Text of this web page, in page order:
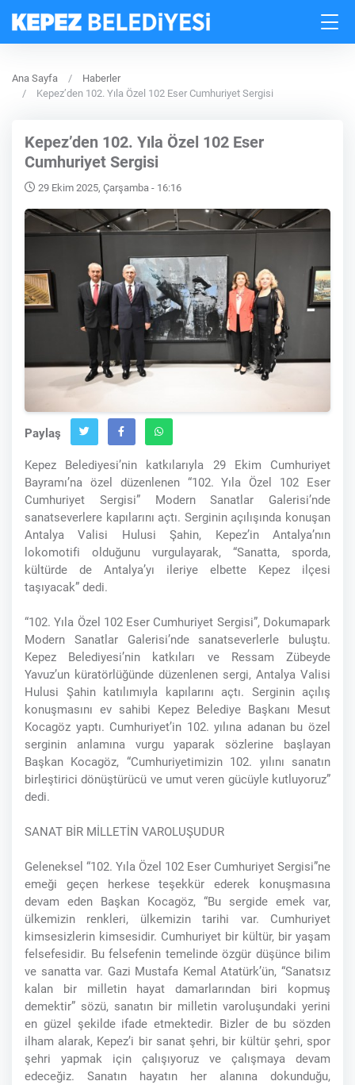
Ana Sayfa
Haberler
Kepez’den 102. Yıla Özel 102 Eser Cumhuriyet Sergisi
Kepez’den 102. Yıla Özel 102 Eser
Cumhuriyet Sergisi
29 Ekim 2025, Çarşamba - 16:16
Paylaş
Kepez Belediyesi’nin katkılarıyla 29 Ekim Cumhuriyet
Bayramı’na özel düzenlenen “102. Yıla Özel 102 Eser
Cumhuriyet Sergisi” Modern Sanatlar Galerisi’nde
sanatseverlere kapılarını açtı. Serginin açılışında konuşan
Antalya Valisi Hulusi Şahin, Kepez’in Antalya’nın
lokomotifi olduğunu vurgulayarak, “Sanatta, sporda,
kültürde de Antalya’yı ileriye elbette Kepez ilçesi
taşıyacak” dedi.
“102. Yıla Özel 102 Eser Cumhuriyet Sergisi”, Dokumapark
Modern Sanatlar Galerisi’nde sanatseverlerle buluştu.
Kepez Belediyesi’nin katkıları ve Ressam Zübeyde
Yavuz’un küratörlüğünde düzenlenen sergi, Antalya Valisi
Hulusi Şahin katılımıyla kapılarını açtı. Serginin açılış
konuşmasını ev sahibi Kepez Belediye Başkanı Mesut
Kocagöz yaptı. Cumhuriyet’in 102. yılına adanan bu özel
serginin anlamına vurgu yaparak sözlerine başlayan
Başkan Kocagöz, “Cumhuriyetimizin 102. yılını sanatın
birleştirici dönüştürücü ve umut veren gücüyle kutluyoruz”
dedi.
SANAT BİR MİLLETİN VAROLUŞUDUR
Geleneksel “102. Yıla Özel 102 Eser Cumhuriyet Sergisi”ne
emeği geçen herkese teşekkür ederek konuşmasına
devam eden Başkan Kocagöz, “Bu sergide emek var,
ülkemizin renkleri, ülkemizin tarihi var. Cumhuriyet
kimsesizlerin kimsesidir. Cumhuriyet bir kültür, bir yaşam
felsefesidir. Bu felsefenin temelinde özgür düşünce bilim
ve sanatta var. Gazi Mustafa Kemal Atatürk’ün, “Sanatsız
kalan bir milletin hayat damarlarından biri kopmuş
demektir” sözü, sanatın bir milletin varoluşundaki yerini
en güzel şekilde ifade etmektedir. Bizler de bu sözden
ilham alarak, Kepez’i bir sanat şehri, bir kültür şehri, spor
şehri yapmak için çalışıyoruz ve çalışmaya devam
edeceğiz. Sanatın hayatın her alanına dokunduğu,